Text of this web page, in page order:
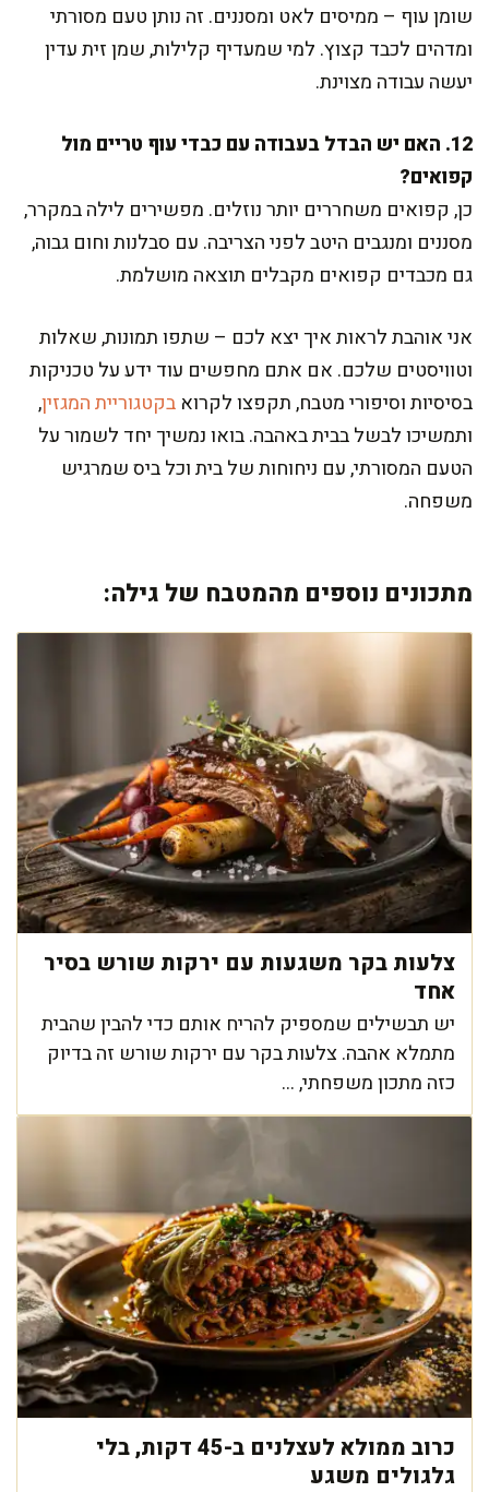
שומן עוף – ממיסים לאט ומסננים. זה נותן טעם מסורתי
ומדהים לכבד קצוץ. למי שמעדיף קלילות, שמן זית עדין
יעשה עבודה מצוינת.
12. האם יש הבדל בעבודה עם כבדי עוף טריים מול
קפואים?
כן, קפואים משחררים יותר נוזלים. מפשירים לילה במקרר,
מסננים ומנגבים היטב לפני הצריבה. עם סבלנות וחום גבוה,
גם מכבדים קפואים מקבלים תוצאה מושלמת.
אני אוהבת לראות איך יצא לכם – שתפו תמונות, שאלות
וטוויסטים שלכם. אם אתם מחפשים עוד ידע על טכניקות
בסיסיות וסיפורי מטבח, תקפצו לקרוא בקטגוריית המגזין,
ותמשיכו לבשל בבית באהבה. בואו נמשיך יחד לשמור על
הטעם המסורתי, עם ניחוחות של בית וכל ביס שמרגיש
משפחה.
מתכונים נוספים מהמטבח של גילה:
צלעות בקר משגעות עם ירקות שורש בסיר
אחד
יש תבשילים שמספיק להריח אותם כדי להבין שהבית
מתמלא אהבה. צלעות בקר עם ירקות שורש זה בדיוק
כזה מתכון משפחתי, ...
כרוב ממולא לעצלנים ב-45 דקות, בלי
גלגולים משגע